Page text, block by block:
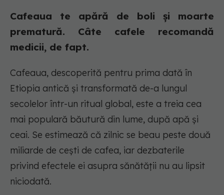
Cafeaua te apără de boli și moarte
prematură. Câte cafele recomandă
medicii, de fapt.
Cafeaua, descoperită pentru prima dată în
Etiopia antică și transformată de-a lungul
secolelor într-un ritual global, este a treia cea
mai populară băutură din lume, după apă și
ceai. Se estimează că zilnic se beau peste două
miliarde de cești de cafea, iar dezbaterile
privind efectele ei asupra sănătății nu au lipsit
niciodată.